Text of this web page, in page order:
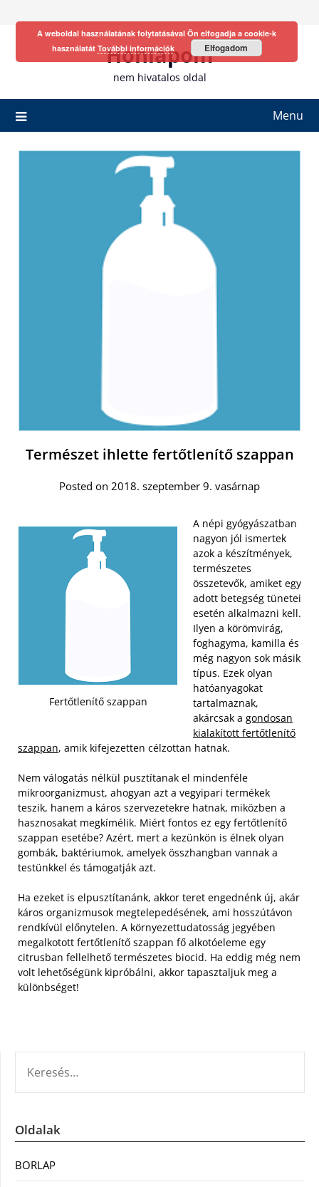
Honlapom
nem hivatalos oldal
Menu
Természet ihlette fertőtlenítő szappan
Posted on 2018. szeptember 9. vasárnap
Fertőtlenítő szappan
A népi gyógyászatban
nagyon jól ismertek
azok a készítmények,
természetes
összetevők, amiket egy
adott betegség tünetei
esetén alkalmazni kell.
Ilyen a körömvirág,
foghagyma, kamilla és
még nagyon sok másik
típus. Ezek olyan
hatóanyagokat
tartalmaznak,
akárcsak a gondosan
kialakított fertőtlenítő
szappan, amik kifejezetten célzottan hatnak.
Nem válogatás nélkül pusztítanak el mindenféle
mikroorganizmust, ahogyan azt a vegyipari termékek
teszik, hanem a káros szervezetekre hatnak, miközben a
hasznosakat megkímélik. Miért fontos ez egy fertőtlenítő
szappan esetébe? Azért, mert a kezünkön is élnek olyan
gombák, baktériumok, amelyek összhangban vannak a
testünkkel és támogatják azt.
Ha ezeket is elpusztítanánk, akkor teret engednénk új, akár
káros organizmusok megtelepedésének, ami hosszútávon
rendkívül előnytelen. A környezettudatosság jegyében
megalkotott fertőtlenítő szappan fő alkotóeleme egy
citrusban fellelhető természetes biocid. Ha eddig még nem
volt lehetőségünk kipróbálni, akkor tapasztaljuk meg a
különbséget!
Oldalak
BORLAP
A weboldal használatának folytatásával Ön elfogadja a cookie-k
használatát További információk Elfogadom